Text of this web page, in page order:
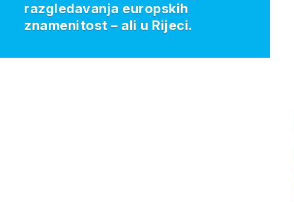
razgledavanja europskih
znamenitost – ali u Rijeci.